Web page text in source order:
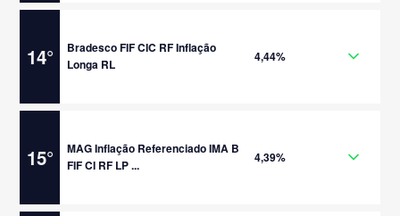
14°
Bradesco FIF CIC RF Inflação
Longa RL
4,44%
15°
MAG Inflação Referenciado IMA B
FIF CI RF LP ...
4,39%